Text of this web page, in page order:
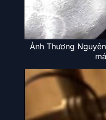
Ảnh Thương